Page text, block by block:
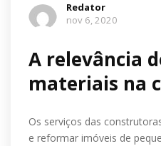
Redator
nov 6, 2020
A relevância
materiais na
Os serviços das
e reformar imóveis de